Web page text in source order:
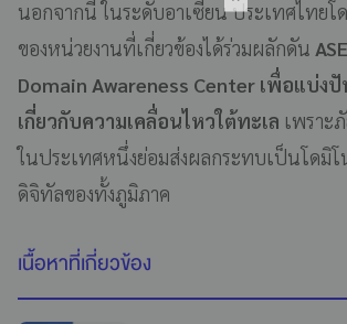
นอกจากนี้ ในระดับอาเซียน ประเทศไทยโ
ของหน่วยงานที่เกี่ยวข้องได้ร่วมผลักดัน
Domain Awareness Center เพื่อแบ่ง
เกี่ยวกับความเคลื่อนไหวใต้ทะเล เพราะ
ในประเทศหนึ่งย่อมส่งผลกระทบเป็นโดมิโ
ดิจิทัลของทั้งภูมิภาค
เนื้อหาที่เกี่ยวข้อง